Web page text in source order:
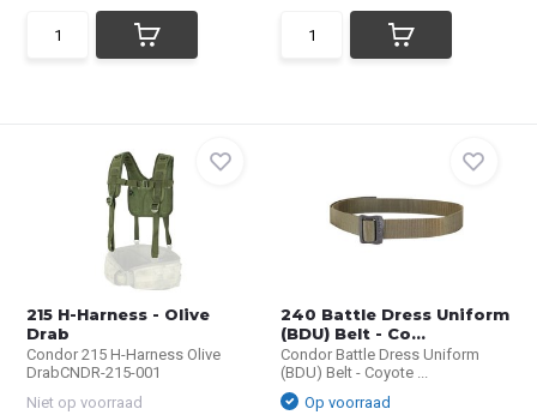
215 H-Harness - Olive
Drab
Condor 215 H-Harness Olive
DrabCNDR-215-001
Niet op voorraad
240 Battle Dress Uniform
(BDU) Belt - Co...
Condor Battle Dress Uniform
(BDU) Belt - Coyote ...
Op voorraad